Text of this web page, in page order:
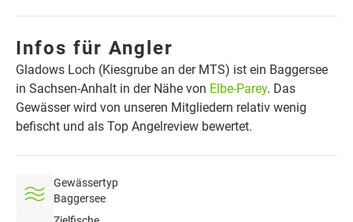
Infos für Angler
Gladows Loch (Kiesgrube an der MTS) ist ein Baggersee
in Sachsen-Anhalt in der Nähe von Elbe-Parey. Das
Gewässer wird von unseren Mitgliedern relativ wenig
befischt und als Top Angelreview bewertet.
Gewässertyp
Baggersee